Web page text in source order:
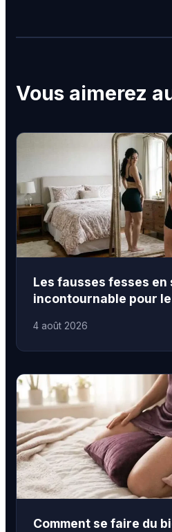
Vous aimerez
Les fausses fesses
incontournable pour
4 août 2026
Comment se faire du